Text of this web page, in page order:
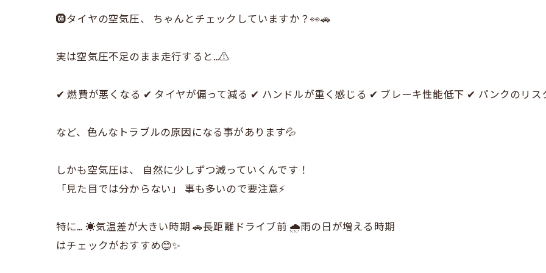
🛞タイヤの空気圧、 ちゃんとチェックしていますか？👀🚗
実は空気圧不足のまま走行すると…⚠️
✔ 燃費が悪くなる ✔ タイヤが偏って減る ✔ ハンドルが重く感じる ✔ ブレーキ性能低下 ✔ パンクのリス
など、色んなトラブルの原因になる事があります💦
しかも空気圧は、 自然に少しずつ減っていくんです！
「見た目では分からない」 事も多いので要注意⚡
特に… ☀️気温差が大きい時期 🚗長距離ドライブ前 🌧雨の日が増える時期
はチェックがおすすめ😊✨